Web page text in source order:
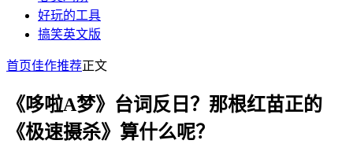
好玩的工具
搞笑英文版
首页佳作推荐正文
《哆啦A梦》台词反日？那根红苗正的
《极速摄杀》算什么呢？